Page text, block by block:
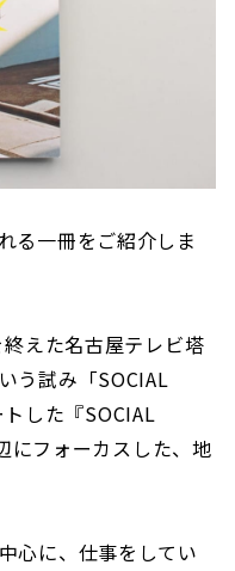
る一冊をご紹介しま
えた名古屋テレビ塔
う試み「SOCIAL
した『SOCIAL
にフォーカスした、地
心に、仕事をしてい